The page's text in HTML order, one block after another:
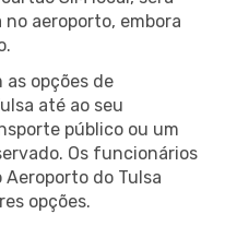
aeroporto, embora
opções de
até ao seu
público ou um
Os funcionários
do Tulsa
opções.